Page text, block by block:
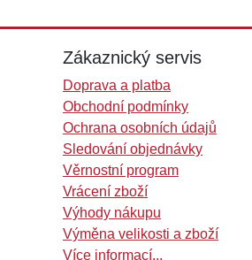
Zákaznický servis
Doprava a platba
Obchodní podmínky
Ochrana osobních údajů
Sledování objednávky
Věrnostní program
Vrácení zboží
Výhody nákupu
Výměna velikosti a zboží
Více informací...